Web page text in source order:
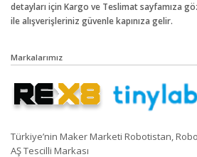
detayları için Kargo ve Teslimat sayfamıza
ile alışverişleriniz güvenle kapınıza gelir.
Markalarımız
Türkiye’nin Maker Marketi Robotistan,
AŞ Tescilli Markası